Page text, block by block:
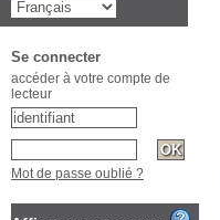
Se connecter
accéder à votre compte de
lecteur
Mot de passe oublié ?